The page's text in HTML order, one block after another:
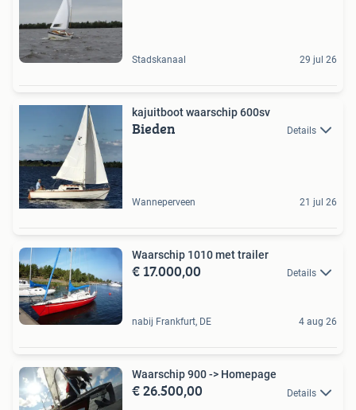
Stadskanaal 29 jul 26
kajuitboot waarschip 600sv
Bieden Details
Wanneperveen 21 jul 26
Waarschip 1010 met trailer
€ 17.000,00 Details
nabij Frankfurt, DE 4 aug 26
Waarschip 900 -> Homepage
€ 26.500,00 Details